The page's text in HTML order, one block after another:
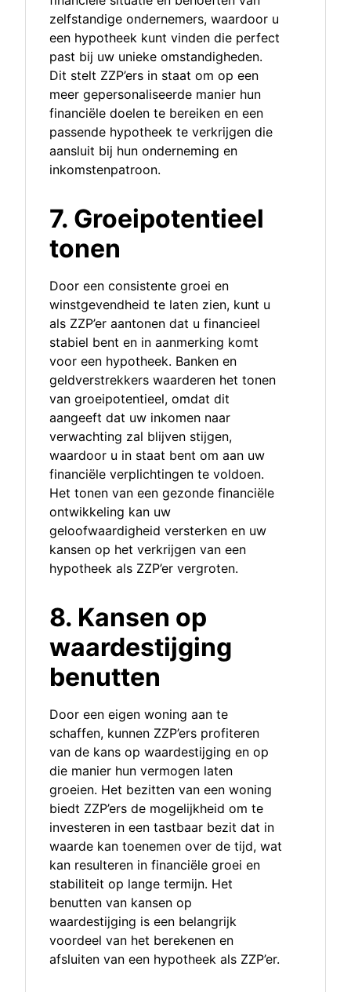
zelfstandige ondernemers, waardoor u
een hypotheek kunt vinden die perfect
past bij uw unieke omstandigheden.
Dit stelt ZZP’ers in staat om op een
meer gepersonaliseerde manier hun
financiële doelen te bereiken en een
passende hypotheek te verkrijgen die
aansluit bij hun onderneming en
inkomstenpatroon.
7. Groeipotentieel
tonen
Door een consistente groei en
winstgevendheid te laten zien, kunt u
als ZZP’er aantonen dat u financieel
stabiel bent en in aanmerking komt
voor een hypotheek. Banken en
geldverstrekkers waarderen het tonen
van groeipotentieel, omdat dit
aangeeft dat uw inkomen naar
verwachting zal blijven stijgen,
waardoor u in staat bent om aan uw
financiële verplichtingen te voldoen.
Het tonen van een gezonde financiële
ontwikkeling kan uw
geloofwaardigheid versterken en uw
kansen op het verkrijgen van een
hypotheek als ZZP’er vergroten.
8. Kansen op
waardestijging
benutten
Door een eigen woning aan te
schaffen, kunnen ZZP’ers profiteren
van de kans op waardestijging en op
die manier hun vermogen laten
groeien. Het bezitten van een woning
biedt ZZP’ers de mogelijkheid om te
investeren in een tastbaar bezit dat in
waarde kan toenemen over de tijd, wat
kan resulteren in financiële groei en
stabiliteit op lange termijn. Het
benutten van kansen op
waardestijging is een belangrijk
voordeel van het berekenen en
afsluiten van een hypotheek als ZZP’er.